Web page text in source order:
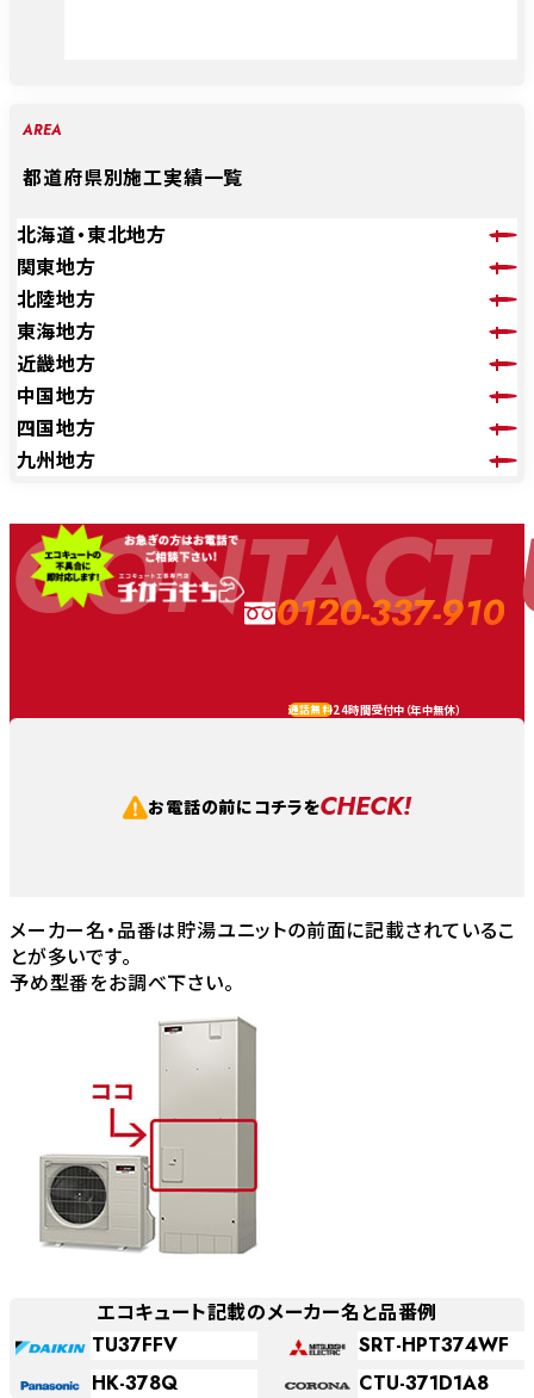
AREA
都道府県別施工実績一覧
北海道・東北地方
関東地方
北陸地方
東海地方
近畿地方
中国地方
四国地方
九州地方
CONTACT
0120-337-910
通話無料24時間受付中（年中無休）
お電話の前にコチラをCHECK!
メーカー名・品番は貯湯ユニットの前面に記載されているこ
とが多いです。
予め型番をお調べ下さい。
エコキュート記載のメーカー名と品番例
TU37FFV
SRT-HPT374WF
HK-378Q
CTU-371D1A8